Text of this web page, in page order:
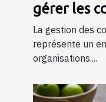
gérer les
formation
La gestion des
représente un
organisations....